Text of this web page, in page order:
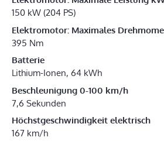
150 kW (204 PS)
Elektromotor: Maximales
395 Nm
Batterie
Lithium-Ionen, 64 kWh
Beschleunigung 0-100 km/h
7,6 Sekunden
Höchstgeschwindigkeit elektrisch
167 km/h